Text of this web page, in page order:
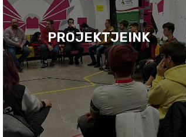
PROJEKTJEINK